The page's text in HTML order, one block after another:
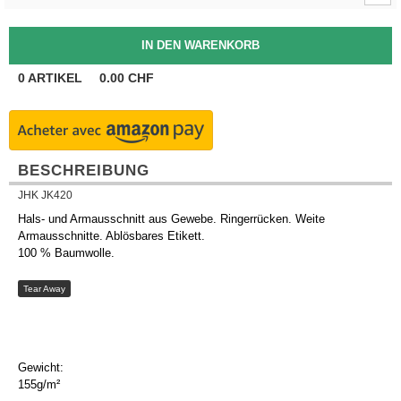
0ARTIKEL 0.00 CHF
BESCHREIBUNG
JHK JK420
Hals- und Armausschnitt aus Gewebe. Ringerrücken. Weite
Armausschnitte. Ablösbares Etikett.
100 % Baumwolle.
Tear Away
Gewicht:
155g/m²